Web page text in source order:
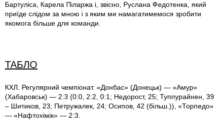
Бартуліса, Карела Піларжа і, звісно, Руслана Федотенка, який
приїде слідом за мною і з яким ми намагатимемося зробити
якомога більше для команди.
ТАБЛО
КХЛ. Регулярний чемпіонат. «Донбас» (Донецьк) — «Амур»
(Хабаровськ) — 2:3 (0:0, 2:2, 0:1; Недорост, 25; Туппурайнен, 39
– Шитиков, 23; Петружалек, 24; Осипов, 42 (більш.)), «Торпедо»
— «Нафтохімік» — 2:3.